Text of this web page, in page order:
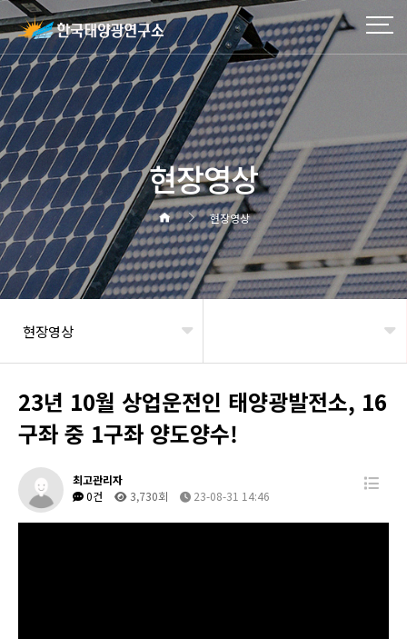
현장영상
현장영상
현장영상
23년 10월 상업운전인 태양광발전소, 16
구좌 중 1구좌 양도양수!
최고관리자
0건
3,730회 23-08-31 14:46